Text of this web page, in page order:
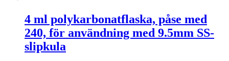
4 ml polykarbonatflaska, påse med
240, för användning med 9.5mm SS-
slipkula